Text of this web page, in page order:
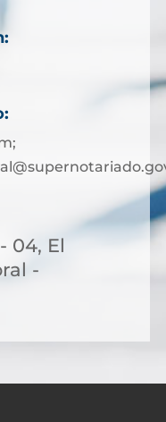
04, El
-